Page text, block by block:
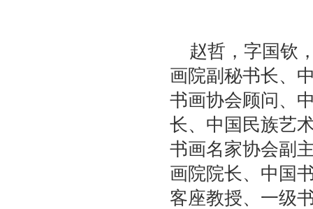
赵哲，字国钦
画院副秘书长、
书画协会顾问、
长、中国民族艺
书画名家协会副
画院院长、中国
客座教授、一级